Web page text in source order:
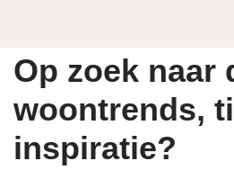
Op zoek naar
woontrends,
inspiratie?